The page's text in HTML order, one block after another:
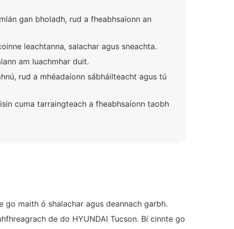
gan bholadh, rud a fheabhsaíonn an
leachtanna, salachar agus sneachta.
am luachmhar duit.
rud a mhéadaíonn sábháilteacht agus tú
cuma tarraingteach a fheabhsaíonn taobh
maith ó shalachar agus deannach garbh.
de do HYUNDAI Tucson. Bí cinnte go